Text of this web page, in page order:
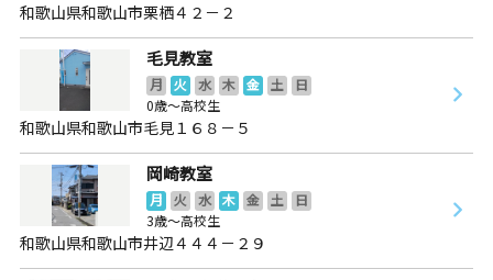
和歌山県和歌山市栗栖４２－２
毛見教室
月 火 水 木 金 土
日
0歳～高校生
和歌山県和歌山市毛見１６８－５
岡崎教室
月 火 水 木 金 土
日
3歳～高校生
和歌山県和歌山市井辺４４４－２９